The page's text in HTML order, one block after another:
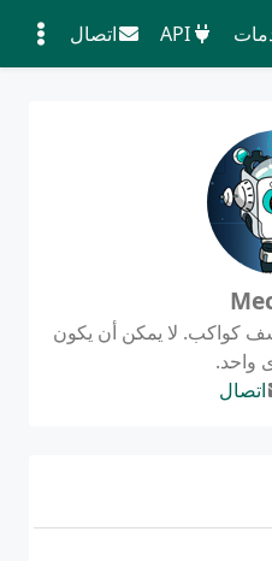
API اتصال
كواكب. لا يمكن أن يكون
واحد.
اتصال